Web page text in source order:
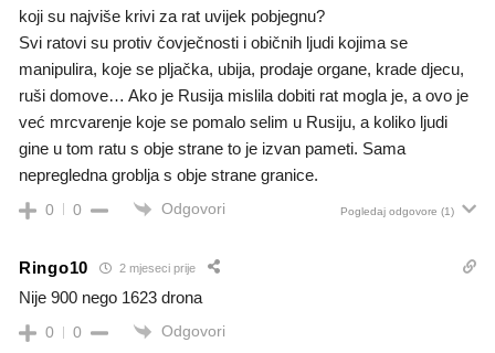
koji su najviše krivi za rat uvijek pobjegnu?
Svi ratovi su protiv čovječnosti i običnih ljudi kojima se
manipulira, koje se pljačka, ubija, prodaje organe, krade djecu,
ruši domove… Ako je Rusija mislila dobiti rat mogla je, a ovo je
već mrcvarenje koje se pomalo selim u Rusiju, a koliko ljudi
gine u tom ratu s obje strane to je izvan pameti. Sama
nepregledna groblja s obje strane granice.
0 0 Odgovori Pogledaj odgovore (1)
Ringo10 2 mjeseci prije
Nije 900 nego 1623 drona
0 0 Odgovori